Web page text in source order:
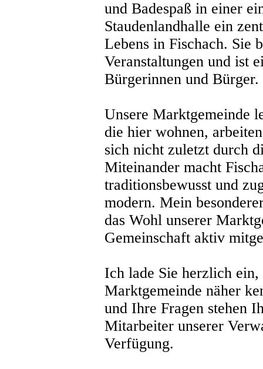
und Badespaß in einer
Staudenlandhalle ein
Lebens in Fischach. Sie
Veranstaltungen und ist
Bürgerinnen und Bürger.
Unsere Marktgemeinde
die hier wohnen,
sich nicht zuletzt durch
Miteinander macht
traditionsbewusst und
modern. Mein
das Wohl unserer
Gemeinschaft aktiv
Ich lade Sie herzlich ein,
Marktgemeinde näher
und Ihre Fragen stehen
Mitarbeiter unserer
Verfügung.